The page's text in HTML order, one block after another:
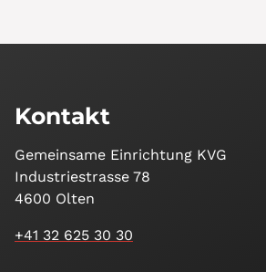
Kontakt
Gemeinsame Einrichtung KVG
Industriestrasse 78
4600 Olten
+41 32 625 30 30